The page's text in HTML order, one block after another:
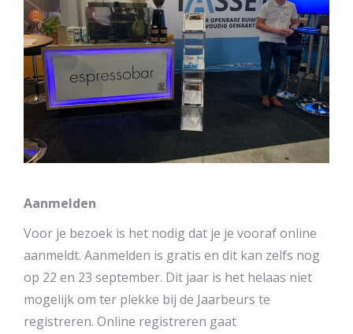
Aanmelden
Voor je bezoek is het nodig dat je je vooraf online
aanmeldt. Aanmelden is gratis en dit kan zelfs nog
op 22 en 23 september. Dit jaar is het helaas niet
mogelijk om ter plekke bij de Jaarbeurs te
registreren. Online registreren gaat